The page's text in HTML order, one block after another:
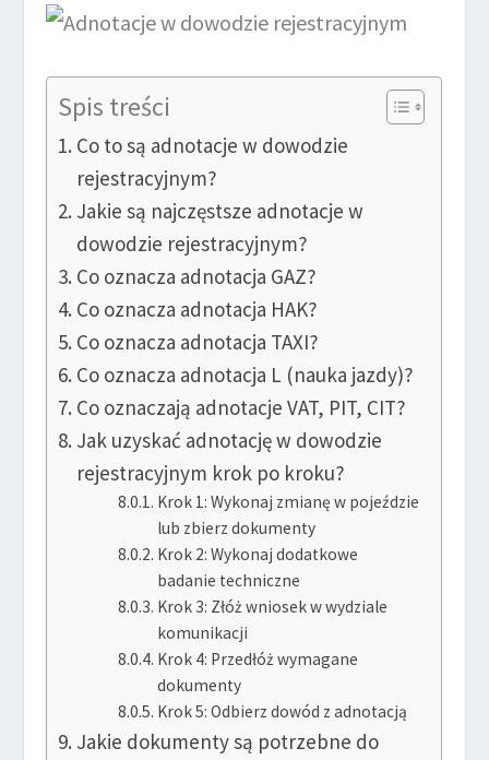
Spis treści
Co to są adnotacje w dowodzie
rejestracyjnym?
Jakie są najczęstsze adnotacje w
dowodzie rejestracyjnym?
Co oznacza adnotacja GAZ?
Co oznacza adnotacja HAK?
Co oznacza adnotacja TAXI?
Co oznacza adnotacja L (nauka jazdy)?
Co oznaczają adnotacje VAT, PIT, CIT?
Jak uzyskać adnotację w dowodzie
rejestracyjnym krok po kroku?
Krok 1: Wykonaj zmianę w pojeździe
lub zbierz dokumenty
Krok 2: Wykonaj dodatkowe
badanie techniczne
Krok 3: Złóż wniosek w wydziale
komunikacji
Krok 4: Przedłóż wymagane
dokumenty
Krok 5: Odbierz dowód z adnotacją
Jakie dokumenty są potrzebne do